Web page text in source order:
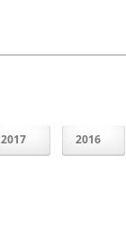
2017 2016